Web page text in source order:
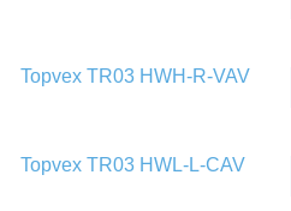
Topvex TR03 HWH-R-VAV
Topvex TR03 HWL-L-CAV